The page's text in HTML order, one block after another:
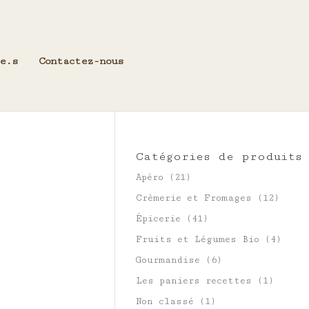
Contactez-nous
Catégories de produits
Apéro
(21)
Crèmerie et Fromages
(12)
Épicerie
(41)
Fruits et Légumes Bio
(4)
Gourmandise
(6)
Les paniers recettes
(1)
Non classé
(1)